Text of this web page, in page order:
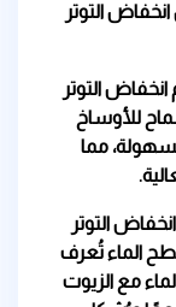
التوتر
التوتر
للأوساخ
مما
التوتر
الماء تُعرف
مع الزيوت